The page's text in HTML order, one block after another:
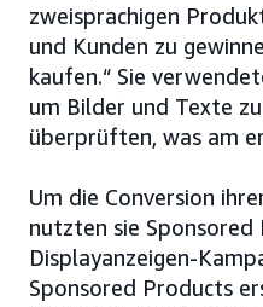
zweisprachigen
und Kunden zu
kaufen.“ Sie
um Bilder und Texte
überprüften, was am
Um die Conversion
nutzten sie Sponsored
Displayanzeigen-
Sponsored Products